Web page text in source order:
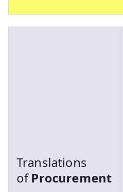
Translations
of Procurement